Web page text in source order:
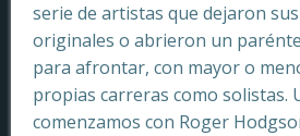
serie de artistas que dejaron
originales o abrieron un
para afrontar, con mayor o
propias carreras como solistas.
comenzamos con Roger